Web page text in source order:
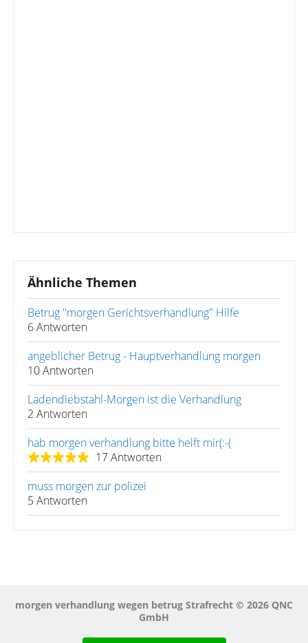
Ähnliche Themen
Betrug "morgen Gerichtsverhandlung" Hilfe
6 Antworten
angeblicher Betrug - Hauptverhandlung morgen
10 Antworten
Ladendiebstahl-Morgen ist die Verhandlung
2 Antworten
hab morgen verhandlung bitte helft mir(:-(
17 Antworten
muss morgen zur polizei
5 Antworten
morgen verhandlung wegen betrug Strafrecht © 2026 QNC
GmbH